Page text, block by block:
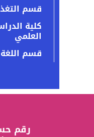
قسم
كلية
العلمي
قسم اللغة
رقم